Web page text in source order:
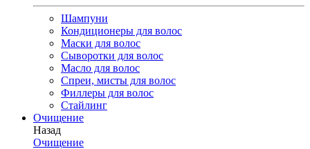
Шампуни
Кондиционеры для волос
Маски для волос
Сыворотки для волос
Масло для волос
Спреи, мисты для волос
Филлеры для волос
Стайлинг
Очищение
Назад
Очищение